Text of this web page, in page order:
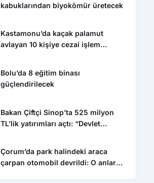
kabuklarından biyokömür üretecek
Kastamonu’da kaçak palamut
avlayan 10 kişiye cezai işlem
Bolu’da 8 eğitim binası
güçlendirilecek
Bakan Çiftçi Sinop’ta 525 milyon
TL’lik yatırımları açtı: “Devlet
Çorum’da park halindeki araca
çarpan otomobil devrildi: O anlar